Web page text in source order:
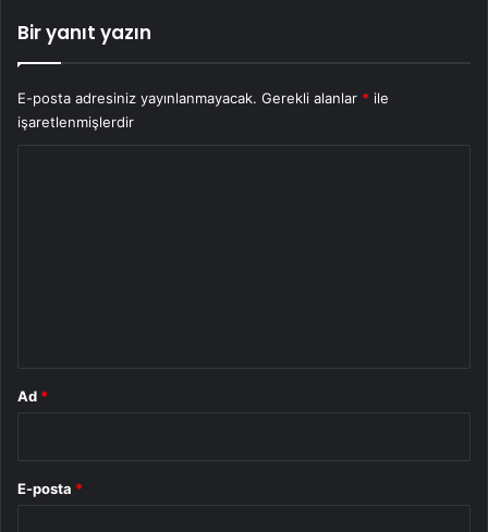
Bir yanıt yazın
E-posta adresiniz yayınlanmayacak. Gerekli alanlar * ile
işaretlenmişlerdir
Ad *
E-posta *